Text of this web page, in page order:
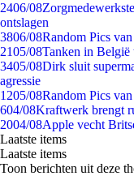
2406/08
ontslagen
3806/08Random Pics
2105/08Tanken in
3405/08Dirk sluit
agressie
1205/08Random Pics
604/08Kraftwerk brengt
2004/08Apple vecht
Laatste items
Laatste items
Toon berichten uit deze